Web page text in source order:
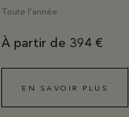
Toute l'année
À partir de 394 €
EN SAVOIR PLUS